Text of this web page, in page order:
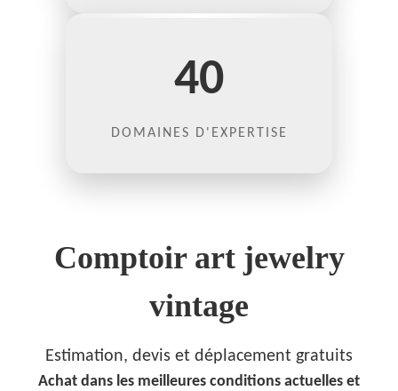
40
DOMAINES D'EXPERTISE
Comptoir art jewelry
vintage
Estimation, devis et déplacement gratuits
Achat dans les meilleures conditions actuelles et